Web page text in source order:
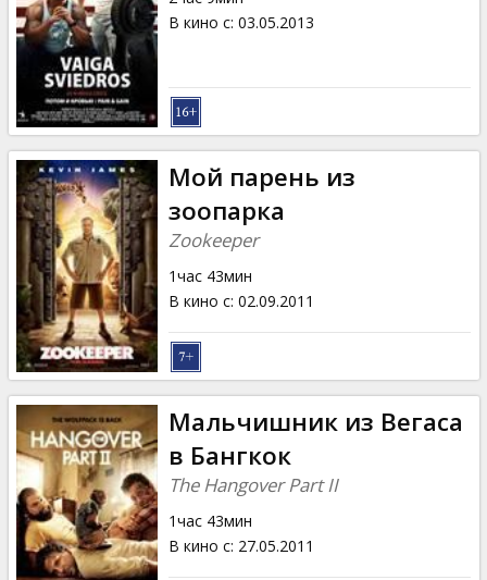
В кино с: 03.05.2013
Мой парень из
зоопарка
Zookeeper
1час 43мин
В кино с: 02.09.2011
Мальчишник из Вегаса
в Бангкок
The Hangover Part II
1час 43мин
В кино с: 27.05.2011